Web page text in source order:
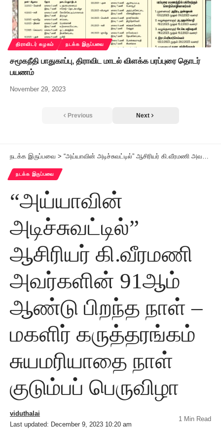
திராவிடர் கழகம் நடக்க இருப்பவை
சமூகநீதி பாதுகாப்பு, திராவிட மாடல் விளக்க பரப்புரை தொடர்
பயணம்
November 29, 2023
Previous Next
நடக்க இருப்பவை > “அய்யாவின் அடிச்சுவட்டில்” ஆசிரியர் கி.வீரமணி அவர்களின் 91ஆம் ஆண்டு பிறந்த நாள் – மகளிர் கருத்தரங்கம் சுயமரியாதை நாள் குடும்பப் பெருவிழா
நடக்க இருப்பவை
“அய்யாவின்
அடிச்சுவட்டில்”
ஆசிரியர் கி.வீரமணி
அவர்களின் 91ஆம்
ஆண்டு பிறந்த நாள் –
மகளிர் கருத்தரங்கம்
சுயமரியாதை நாள்
குடும்பப் பெருவிழா
Last updated: December 9, 2023 10:20 am
viduthalai
1 Min Read